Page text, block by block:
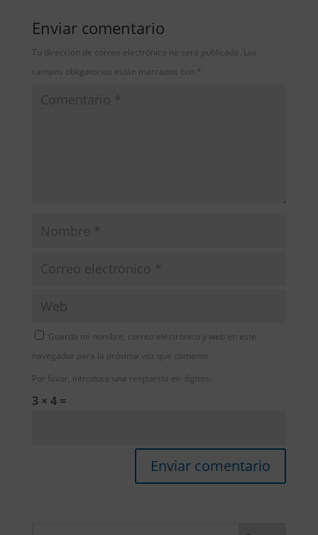
Enviar comentario
Tu dirección de correo electrónico no será publicada. Los
campos obligatorios están marcados con *
Guarda mi nombre, correo electrónico y web en este
navegador para la próxima vez que comente.
Por favor, introduce una respuesta en dígitos:
3 × 4 =